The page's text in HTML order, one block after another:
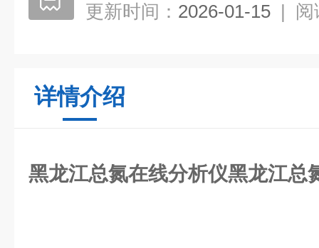
更新时间： 2026-01-15 | 阅
详情介绍
黑龙江总氮在线分析仪黑龙江总